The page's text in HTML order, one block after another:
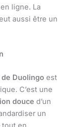
ligne. La
aussi être un
Duolingo est
C’est une
douce d’un
un